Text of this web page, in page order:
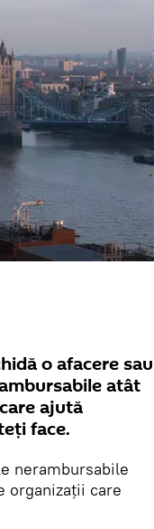
o afacere sau
atât
ajută
face.
nerambursabile
organizaţii care